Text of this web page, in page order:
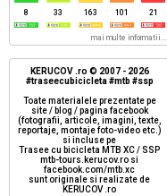
8 33 163 101 21
mai multe informatii...
KERUCOV .ro © 2007 - 2026
#traseecubicicleta #mtb #ssp
Toate materialele prezentate pe
site / blog / pagina facebook
(fotografii, articole, imagini, texte,
reportaje, montaje foto-video etc.)
si incluse pe
Trasee cu bicicleta MTB XC / SSP
mtb-tours.kerucov.ro si
facebook.com/mtb.xc
sunt originale si realizate de
KERUCOV .ro